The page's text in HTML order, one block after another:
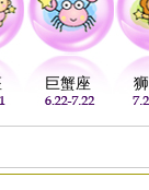
巨蟹座